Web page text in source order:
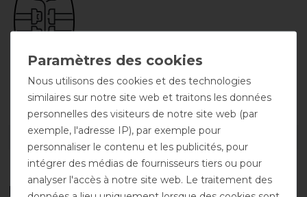
Fermeture
frontale double
DÉTAILS SUR LA SÉCURITÉ DES PRODUITS
Les accessoires parfaits pour vous
Nous utilisons des cookies et des technologies
similaires sur notre site web et traitons les données
personnelles des visiteurs de notre site web (par
exemple, l'adresse IP), par exemple pour
personnaliser le contenu et les publicités, pour
intégrer des médias de fournisseurs tiers ou pour
analyser l'accès à notre site web. Le traitement des